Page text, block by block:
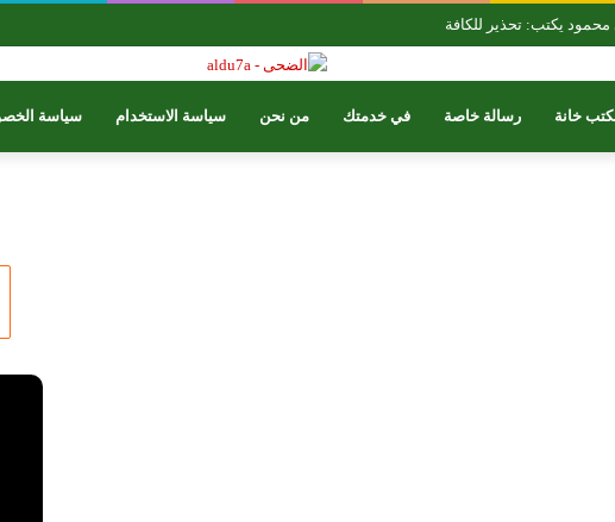
يكتب: تحذير للكافة
خانة رسالة خاصة في خدمتك من نحن سياسة الاستخدام سياسة